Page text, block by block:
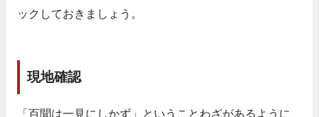
ックしておきましょう。
現地確認
「百聞は一見にしかず」ということわざがあるように、